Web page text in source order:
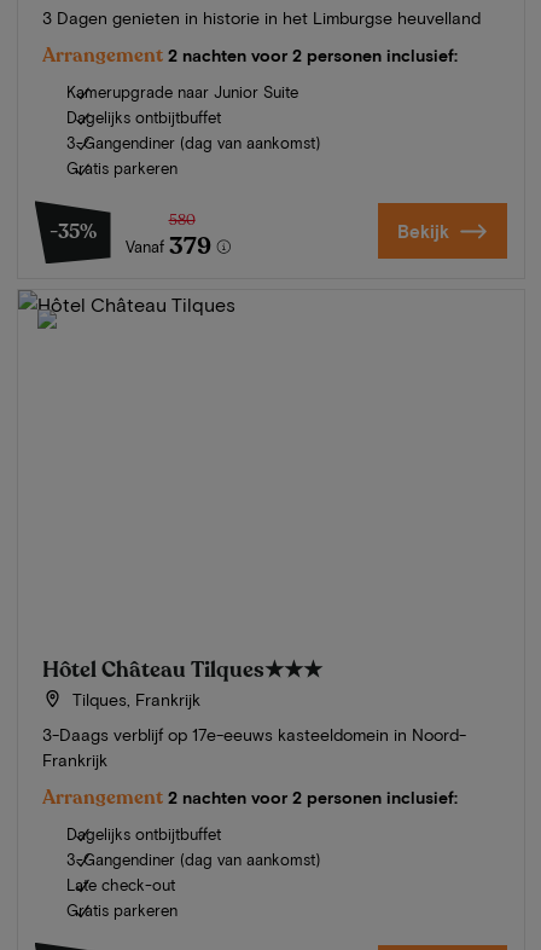
3 Dagen genieten in historie in het Limburgse heuvelland
Arrangement 2 nachten voor 2 personen inclusief:
Kamerupgrade naar Junior Suite
Dagelijks ontbijtbuffet
3-Gangendiner (dag van aankomst)
Gratis parkeren
-35%
Vanaf
580
379 Bekijk
Hôtel Château Tilques★★★
Tilques, Frankrijk
3-Daags verblijf op 17e-eeuws kasteeldomein in Noord-
Frankrijk
Arrangement 2 nachten voor 2 personen inclusief:
Dagelijks ontbijtbuffet
3-Gangendiner (dag van aankomst)
Late check-out
Gratis parkeren